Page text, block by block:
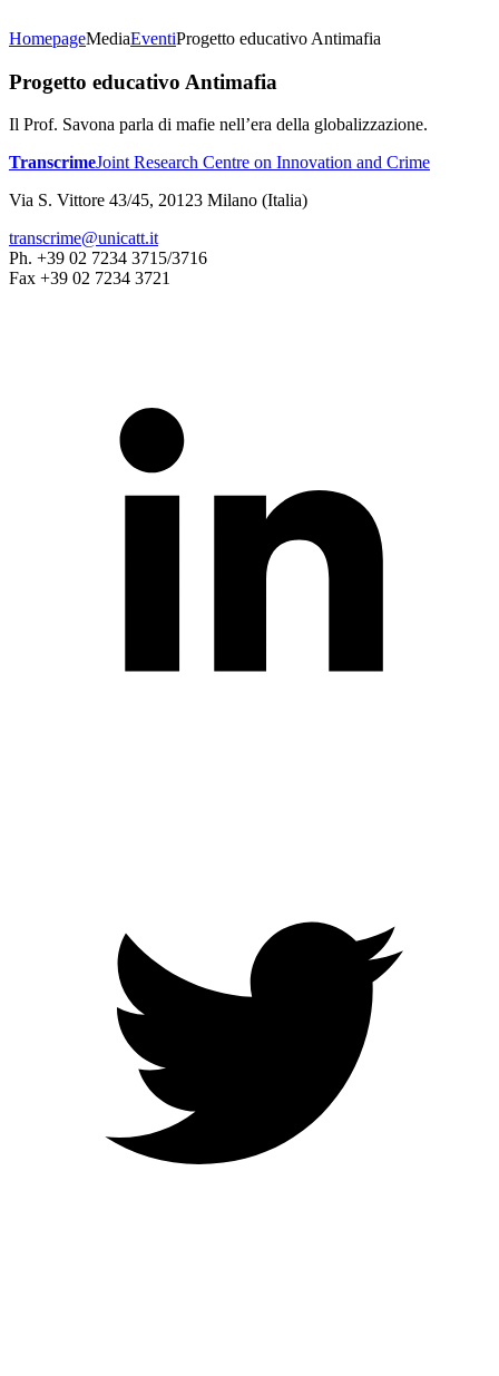
HomepageMediaEventiProgetto educativo Antimafia
Progetto educativo Antimafia
Il Prof. Savona parla di mafie nell’era della globalizzazione.
TranscrimeJoint Research Centre on Innovation and Crime
Via S. Vittore 43/45, 20123 Milano (Italia)
transcrime@unicatt.it
Ph. +39 02 7234 3715/3716
Fax +39 02 7234 3721